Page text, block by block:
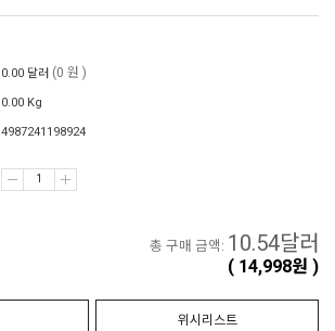
0.00 달러 (0 원 )
0.00 Kg
4987241198924
총 구매 금액: 10.54달러
( 14,998원 )
위시리스트